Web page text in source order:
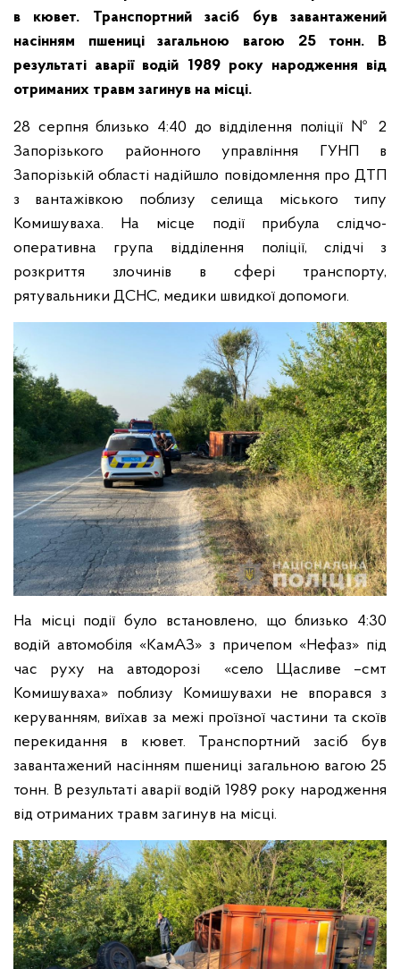
в кювет. Транспортний засіб був завантажений
насінням пшениці загальною вагою 25 тонн. В
результаті аварії водій 1989 року народження від
отриманих травм загинув на місці.
28 серпня близько 4:40 до відділення поліції № 2
Запорізького районного управління ГУНП в
Запорізькій області надійшло повідомлення про ДТП
з вантажівкою поблизу селища міського типу
Комишуваха. На місце події прибула слідчо-
оперативна група відділення поліції, слідчі з
розкриття злочинів в сфері транспорту,
рятувальники ДСНС, медики швидкої допомоги.
На місці події було встановлено, що близько 4:30
водій автомобіля «КамАЗ» з причепом «Нефаз» під
час руху на автодорозі «село Щасливе –смт
Комишуваха» поблизу Комишувахи не впорався з
керуванням, виїхав за межі проїзної частини та скоїв
перекидання в кювет. Транспортний засіб був
завантажений насінням пшениці загальною вагою 25
тонн. В результаті аварії водій 1989 року народження
від отриманих травм загинув на місці.